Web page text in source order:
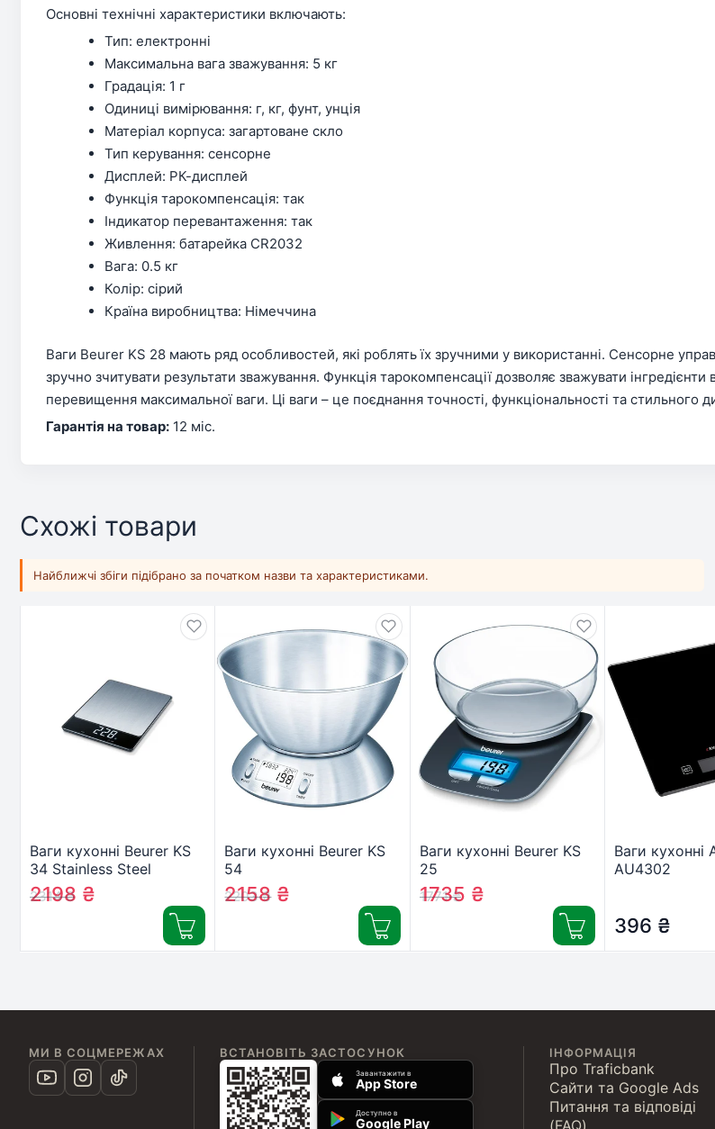
Основні технічні характеристики включають:
Тип: електронні
Максимальна вага зважування: 5 кг
Градація: 1 г
Одиниці вимірювання: г, кг, фунт, унція
Матеріал корпуса: загартоване скло
Тип керування: сенсорне
Дисплей: РК-дисплей
Функція тарокомпенсація: так
Індикатор перевантаження: так
Живлення: батарейка CR2032
Вага: 0.5 кг
Колір: сірий
Країна виробництва: Німеччина
Ваги Beurer KS 28 мають ряд особливостей, які роблять їх зручними у використанні. Сенсорне
зручно зчитувати результати зважування. Функція тарокомпенсації дозволяє зважувати
перевищення максимальної ваги. Ці ваги – це поєднання точності, функціональності та стильного
Гарантія на товар: 12 міс.
Схожі товари
Найближчі збіги підібрано за початком назви та характеристиками.
Ваги кухонні Beurer KS
34 Stainless Steel
2314₴
2198 ₴
Ваги кухонні Beurer KS
54
2203₴
2158 ₴
Ваги кухонні Beurer KS
25
1771₴
1735 ₴
Ваги кухонні
AU4302
396 ₴
МИ В СОЦМЕРЕЖАХ ВСТАНОВІТЬ ЗАСТОСУНОК
Завантажити в
App Store
Доступно в
Google Play
ІНФОРМАЦІЯ
Про Traficbank
Сайти та Google Ads
Питання та відповіді